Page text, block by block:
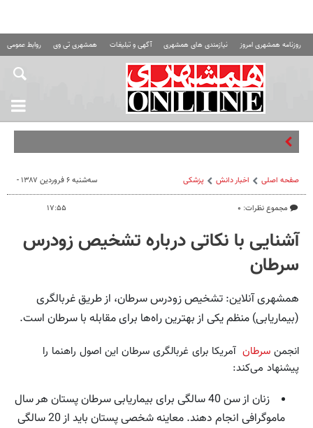
روزنامه همشهری امروز نیازمندی های همشهری آگهی و تبلیغات همشهری تی وی روابط عمومی
صفحه اصلی اخبار دانش پزشکی
مجموع نظرات: ۰
سه‌شنبه ۶ فروردین ۱۳۸۷ -
۱۷:۵۵
آشنایی با نکاتی درباره تشخیص زودرس
سرطان
همشهری آنلاین: تشخیص زودرس سرطان، از طریق غربالگری
(بیماریابی) منظم یکی از بهترین راه‌ها برای مقابله با سرطان است.
انجمن سرطان آمریکا برای غربالگری سرطان این اصول راهنما را
پیشنهاد می‌کند:
زنان از سن 40 سالگی برای بیماریابی سرطان پستان هر سال
ماموگرافی انجام دهند. معاینه شخصی پستان باید از 20 سالگی